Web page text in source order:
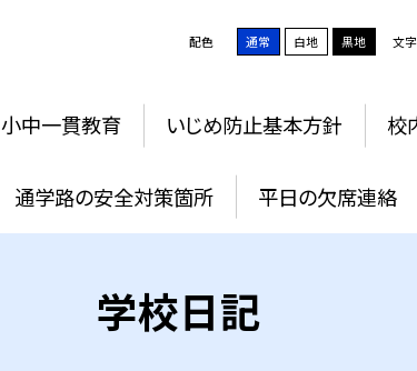
配色 通常 白地 黒地 文字
小中一貫教育 いじめ防止基本方針 校
通学路の安全対策箇所 平日の欠席連絡
学校日記